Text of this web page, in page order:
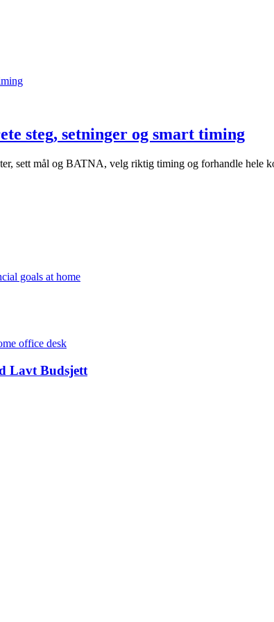
steg, setninger og smart timing
sett mål og BATNA, velg riktig timing og forhandle hele
Lavt Budsjett